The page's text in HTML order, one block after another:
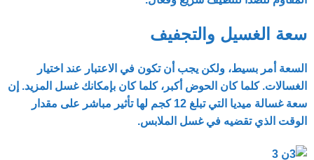
سعة الغسيل والتجفيف
السعة أمر بسيط، ولكن يجب أن تكون في الاعتبار عند اختيار
الغسالات. كلما كان الحوض أكبر، كلما كان بإمكانك غسل المزيد. إن
سعة غسالة ميديا ​​التي تبلغ 12 كجم لها تأثير مباشر على مقدار
الوقت الذي تقضيه في غسل الملابس.